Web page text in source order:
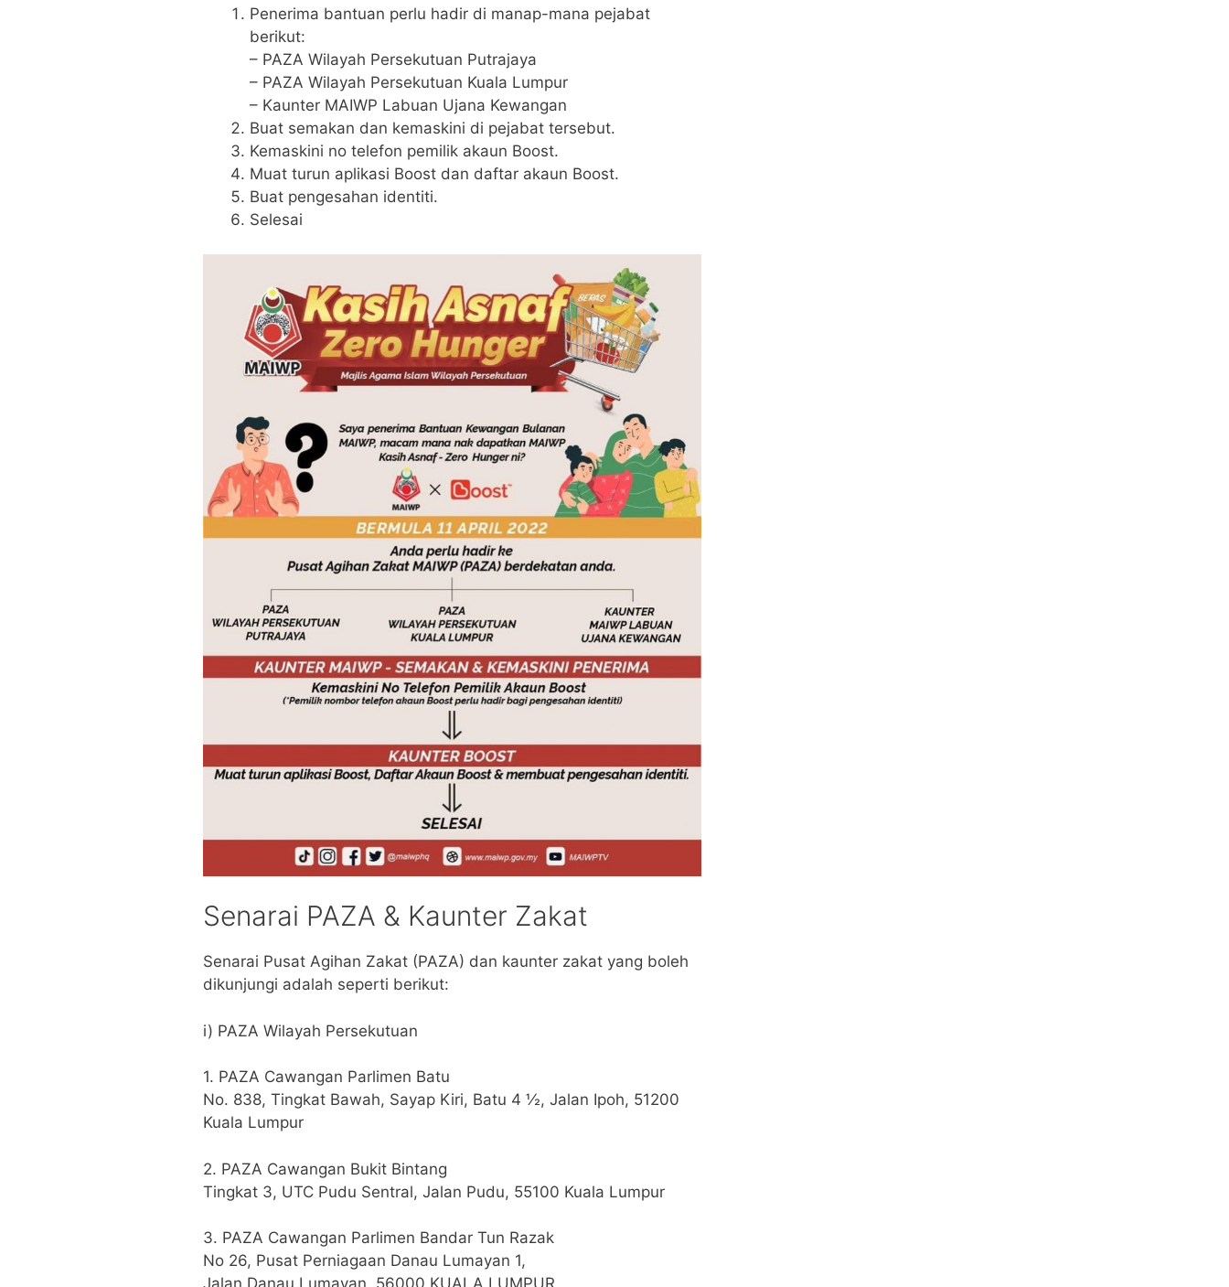
Penerima bantuan perlu hadir di manap-mana pejabat
berikut:
– PAZA Wilayah Persekutuan Putrajaya
– PAZA Wilayah Persekutuan Kuala Lumpur
– Kaunter MAIWP Labuan Ujana Kewangan
Buat semakan dan kemaskini di pejabat tersebut.
Kemaskini no telefon pemilik akaun Boost.
Muat turun aplikasi Boost dan daftar akaun Boost.
Buat pengesahan identiti.
Selesai
Senarai PAZA & Kaunter Zakat
Senarai Pusat Agihan Zakat (PAZA) dan kaunter zakat yang boleh
dikunjungi adalah seperti berikut:
i) PAZA Wilayah Persekutuan
1. PAZA Cawangan Parlimen Batu
No. 838, Tingkat Bawah, Sayap Kiri, Batu 4 ½, Jalan Ipoh, 51200
Kuala Lumpur
2. PAZA Cawangan Bukit Bintang
Tingkat 3, UTC Pudu Sentral, Jalan Pudu, 55100 Kuala Lumpur
3. PAZA Cawangan Parlimen Bandar Tun Razak
No 26, Pusat Perniagaan Danau Lumayan 1,